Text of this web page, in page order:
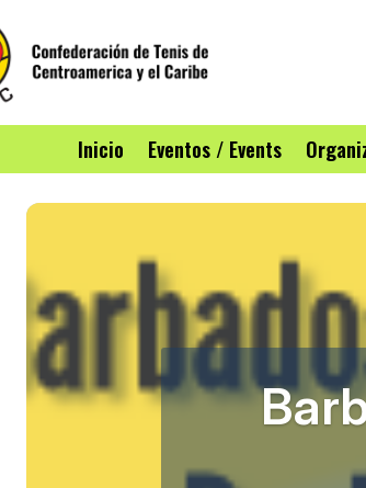
Inicio Eventos / Events